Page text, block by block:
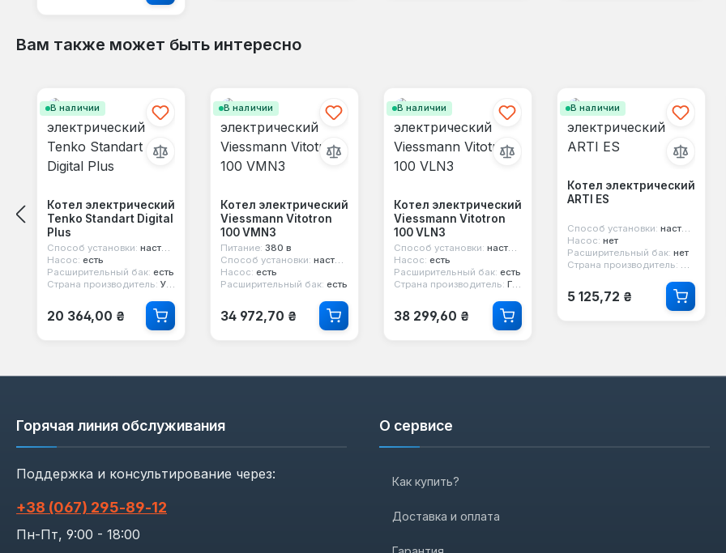
Вам также может быть интересно
В наличии
Котел электрический
Tenko Standart Digital
Plus
Способ установки: настенный
Насос: есть
Расширительный бак: есть
Страна производитель: Украина
Обычная цена:
20 364,00 ₴
В наличии
Котел электрический
Viessmann Vitotron
100 VMN3
Питание: 380 в
Способ установки: настенный
Насос: есть
Расширительный бак: есть
Обычная цена:
34 972,70 ₴
В наличии
Котел электрический
Viessmann Vitotron
100 VLN3
Способ установки: настенный
Насос: есть
Расширительный бак: есть
Страна производитель: Германия
Обычная цена:
38 299,60 ₴
В наличии
Котел электрический
ARTI ES
Способ установки: настенный
Насос: нет
Расширительный бак: нет
Страна производитель: Китай
Обычная цена:
5 125,72 ₴
Горячая линия обслуживания
Поддержка и консультирование через:
+38 (067) 295‑89‑12
Пн-Пт, 9:00 - 18:00
О сервисе
Как купить?
Доставка и оплата